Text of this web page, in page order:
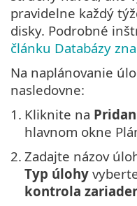
pravidelne každý
disky. Podrobné
článku Databázy
Na naplánovanie
nasledovne:
1. Kliknite na
hlavnom okne
2. Zadajte názov
Typ úlohy
kontrola